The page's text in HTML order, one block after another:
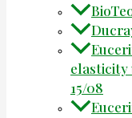
15/08